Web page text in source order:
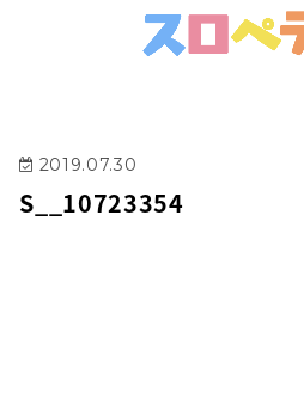
2019.07.30
S__10723354